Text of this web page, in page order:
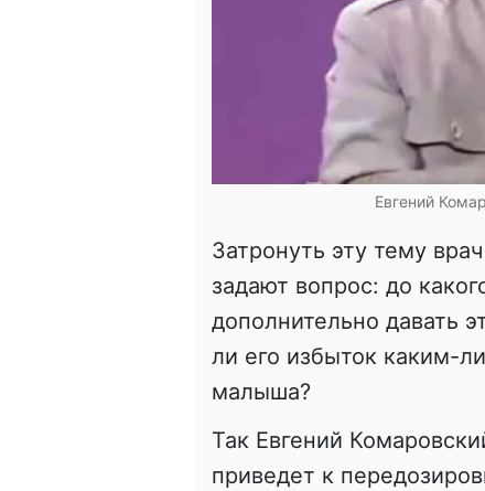
Евгений
Затронуть эту тему
задают вопрос: до
дополнительно давать
ли его избыток каким-
малыша?
Так Евгений
приведет к